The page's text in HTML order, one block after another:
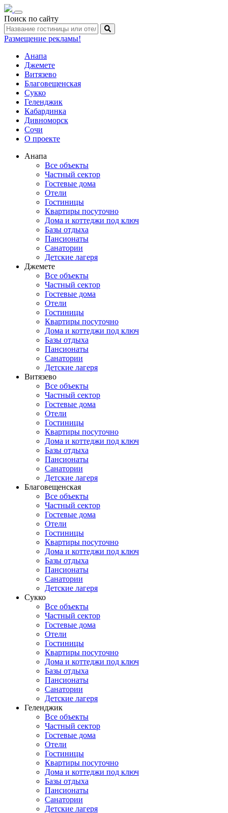
Toggle
navigation
Поиск по сайту
Размещение рекламы!
Анапа
Джемете
Витязево
Благовещенская
Сукко
Геленджик
Кабардинка
Дивноморск
Сочи
О проекте
Анапа
Все объекты
Частный сектор
Гостевые дома
Отели
Гостиницы
Квартиры посуточно
Дома и коттеджи под ключ
Базы отдыха
Пансионаты
Санатории
Детские лагеря
Джемете
Все объекты
Частный сектор
Гостевые дома
Отели
Гостиницы
Квартиры посуточно
Дома и коттеджи под ключ
Базы отдыха
Пансионаты
Санатории
Детские лагеря
Витязево
Все объекты
Частный сектор
Гостевые дома
Отели
Гостиницы
Квартиры посуточно
Дома и коттеджи под ключ
Базы отдыха
Пансионаты
Санатории
Детские лагеря
Благовещенская
Все объекты
Частный сектор
Гостевые дома
Отели
Гостиницы
Квартиры посуточно
Дома и коттеджи под ключ
Базы отдыха
Пансионаты
Санатории
Детские лагеря
Сукко
Все объекты
Частный сектор
Гостевые дома
Отели
Гостиницы
Квартиры посуточно
Дома и коттеджи под ключ
Базы отдыха
Пансионаты
Санатории
Детские лагеря
Геленджик
Все объекты
Частный сектор
Гостевые дома
Отели
Гостиницы
Квартиры посуточно
Дома и коттеджи под ключ
Базы отдыха
Пансионаты
Санатории
Детские лагеря